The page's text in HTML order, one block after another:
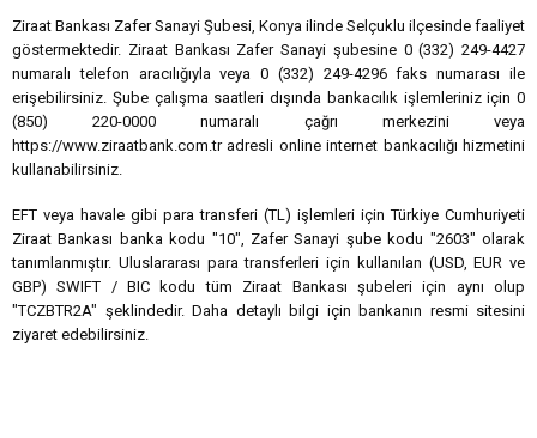
Ziraat Bankası Zafer Sanayi Şubesi, Konya ilinde Selçuklu ilçesinde faaliyet
göstermektedir. Ziraat Bankası Zafer Sanayi şubesine 0 (332) 249-4427
numaralı telefon aracılığıyla veya 0 (332) 249-4296 faks numarası ile
erişebilirsiniz. Şube çalışma saatleri dışında bankacılık işlemleriniz için 0
(850) 220-0000 numaralı çağrı merkezini veya
https://www.ziraatbank.com.tr adresli online internet bankacılığı hizmetini
kullanabilirsiniz.
EFT veya havale gibi para transferi (TL) işlemleri için Türkiye Cumhuriyeti
Ziraat Bankası banka kodu "10", Zafer Sanayi şube kodu "2603" olarak
tanımlanmıştır. Uluslararası para transferleri için kullanılan (USD, EUR ve
GBP) SWIFT / BIC kodu tüm Ziraat Bankası şubeleri için aynı olup
"TCZBTR2A" şeklindedir. Daha detaylı bilgi için bankanın resmi sitesini
ziyaret edebilirsiniz.